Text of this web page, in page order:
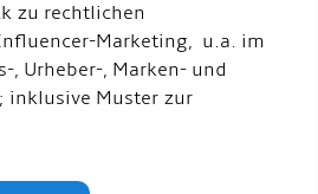
zu rechtlichen
Marketing, u.a. im
, Urheber-, Marken- und
inklusive Muster zur